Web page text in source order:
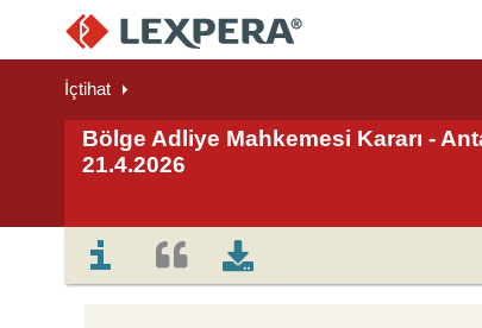
İçtihat
Bölge Adliye Mahkemesi Kararı -
21.4.2026